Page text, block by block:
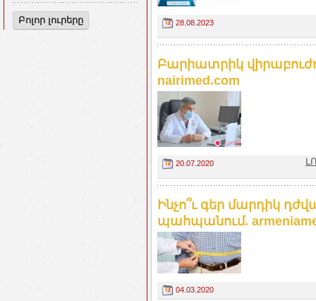
Բոլոր լուրերը 28.08.2023
Բարիատրիկ
nairimed.com
20.07.2020
Ինչո՞ւ գեր մարդիկ
պահպանում.
04.03.2020